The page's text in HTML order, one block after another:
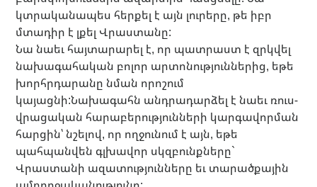
կտրականապես հերքել է այն լուրերը, թե իբր
մտադիր է լքել Վրաստանը:
Նա նաեւ հայտարարել է, որ պատրաստ է զրկվել
նախագահական բոլոր արտոնություններից, եթե
խորհրդարանը նման որոշում
կայացնի:Նախագահն անդրադարձել է նաեւ ռուս-
վրացական հարաբերությունների կարգավորման
հարցին՝ նշելով, որ ողջունում է այն, եթե
պահպանվեն գլխավոր սկզբունքները`
Վրաստանի ազատությունները եւ տարածքային